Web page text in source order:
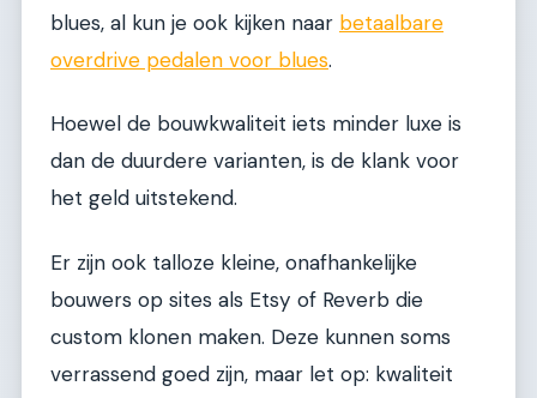
blues, al kun je ook kijken naar betaalbare
overdrive pedalen voor blues.
Hoewel de bouwkwaliteit iets minder luxe is
dan de duurdere varianten, is de klank voor
het geld uitstekend.
Er zijn ook talloze kleine, onafhankelijke
bouwers op sites als Etsy of Reverb die
custom klonen maken. Deze kunnen soms
verrassend goed zijn, maar let op: kwaliteit